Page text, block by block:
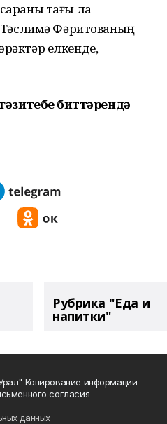
тағы ла
Фәритованың
елкенде,
биттәрендә
Рубрика "Еда и
напитки"
Копирование информации
согласия
данных